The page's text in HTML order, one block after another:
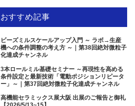
おすすめ記事
ビーズミルスケールアップ入門 ～ ラボ→生産
機への条件調整の考え方 ～｜第38回絶対微粒子
化達成チャンネル
3本ロールミル基礎セミナー ～再現性を高める
条件設定と最新技術「電動ポジションリピータ
ー」～｜第37回絶対微粒子化達成チャンネル
高機能セラミックス展大阪 出展のご報告と御礼